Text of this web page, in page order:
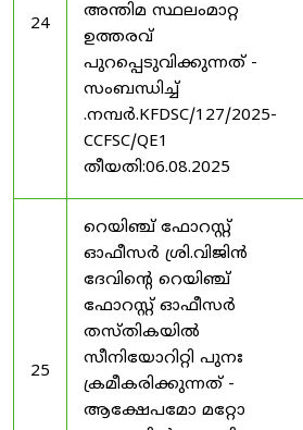
24
അന്തിമ സ്ഥലംമാറ്റ
ഉത്തരവ്
പുറപ്പെടുവിക്കുന്നത് -
സംബന്ധിച്ച്
.നമ്പർ.KFDSC/127/2025-
CCFSC/QE1
തീയതി:06.08.2025
25
റെയിഞ്ച് ഫോറസ്റ്റ്
ഓഫീസർ ശ്രി.വിജിൻ
ദേവിന്റെ റെയിഞ്ച്
ഫോറസ്റ്റ് ഓഫീസർ
തസ്തികയിൽ
സീനിയോറിറ്റി പുനഃ
ക്രമീകരിക്കുന്നത് -
ആക്ഷേപമോ മറ്റോ